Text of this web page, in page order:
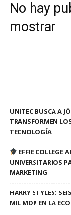
No hay
mostrar
UNITEC BUSCA A
TRANSFORMEN
TECNOLOGÍA
EFFIE COLLEGE
UNIVERSITARIOS
MARKETING
HARRY STYLES:
MIL MDP EN LA